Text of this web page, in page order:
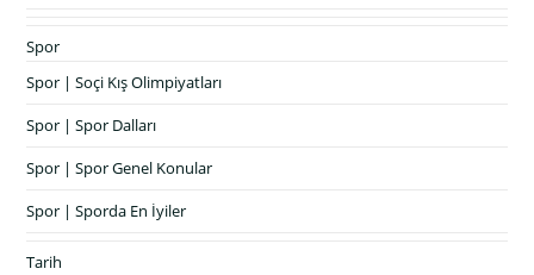
Spor
Spor | Soçi Kış Olimpiyatları
Spor | Spor Dalları
Spor | Spor Genel Konular
Spor | Sporda En İyiler
Tarih